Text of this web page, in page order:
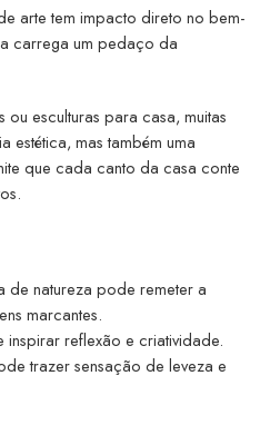
arte tem impacto direto no bem-
carrega um pedaço da
esculturas para casa, muitas
estética, mas também uma
que cada canto da casa conte
de natureza pode remeter a
marcantes.
inspirar reflexão e criatividade.
trazer sensação de leveza e